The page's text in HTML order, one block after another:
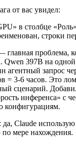
от вас увидел:
в столбце
строки
главная проблема,
Qwen 397B на
агентный запрос
= 3-6 часов. Это
сценарий.
инференса» с
конфигурациям.
да, Claude
мере нахождения.